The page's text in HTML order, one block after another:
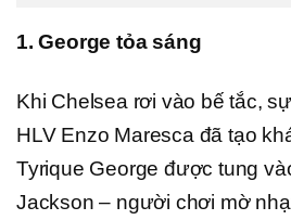
1. George tỏa sáng
Khi Chelsea rơi vào bế tắc,
HLV Enzo Maresca đã tạo
Tyrique George được tung
Jackson – người chơi mờ